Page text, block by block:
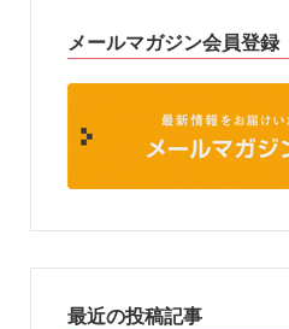
メールマガジン会員登録
最近の投稿記事